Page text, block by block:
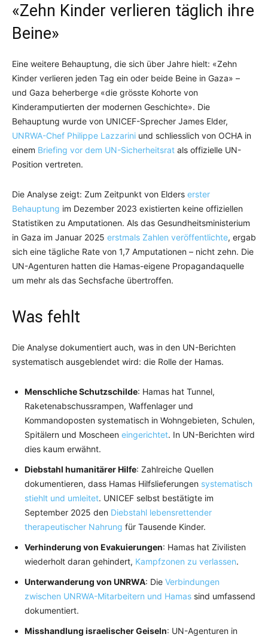
«Zehn Kinder verlieren täglich ihre
Beine»
Eine weitere Behauptung, die sich über Jahre hielt: «Zehn
Kinder verlieren jeden Tag ein oder beide Beine in Gaza» –
und Gaza beherberge «die grösste Kohorte von
Kinderamputierten der modernen Geschichte». Die
Behauptung wurde von UNICEF-Sprecher James Elder,
UNRWA-Chef Philippe Lazzarini und schliesslich von OCHA in
einem Briefing vor dem UN-Sicherheitsrat als offizielle UN-
Position vertreten.
Die Analyse zeigt: Zum Zeitpunkt von Elders erster
Behauptung im Dezember 2023 existierten keine offiziellen
Statistiken zu Amputationen. Als das Gesundheitsministerium
in Gaza im Januar 2025 erstmals Zahlen veröffentlichte, ergab
sich eine tägliche Rate von 1,7 Amputationen – nicht zehn. Die
UN-Agenturen hatten die Hamas-eigene Propagandaquelle
um mehr als das Sechsfache übertroffen.
Was fehlt
Die Analyse dokumentiert auch, was in den UN-Berichten
systematisch ausgeblendet wird: die Rolle der Hamas.
Menschliche Schutzschilde: Hamas hat Tunnel,
Raketenabschussrampen, Waffenlager und
Kommandoposten systematisch in Wohngebieten, Schulen,
Spitälern und Moscheen eingerichtet. In UN-Berichten wird
dies kaum erwähnt.
Diebstahl humanitärer Hilfe: Zahlreiche Quellen
dokumentieren, dass Hamas Hilfslieferungen systematisch
stiehlt und umleitet. UNICEF selbst bestätigte im
September 2025 den Diebstahl lebensrettender
therapeutischer Nahrung für Tausende Kinder.
Verhinderung von Evakuierungen: Hamas hat Zivilisten
wiederholt daran gehindert, Kampfzonen zu verlassen.
Unterwanderung von UNRWA: Die Verbindungen
zwischen UNRWA-Mitarbeitern und Hamas sind umfassend
dokumentiert.
Misshandlung israelischer Geiseln: UN-Agenturen in